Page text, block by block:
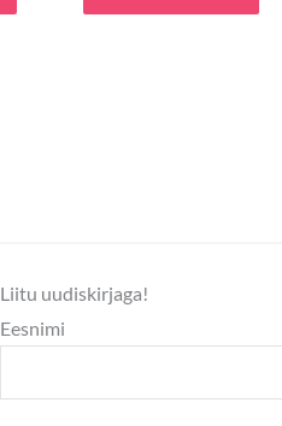
Liitu uudiskirjaga!
Eesnimi